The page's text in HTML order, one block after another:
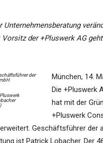
Unternehmensberatung
der +Pluswerk AG
München, 14.
Die +Pluswerk
hat mit der
+Pluswerk
Geschäftsführer der
ist Patrick Lobacher. Der